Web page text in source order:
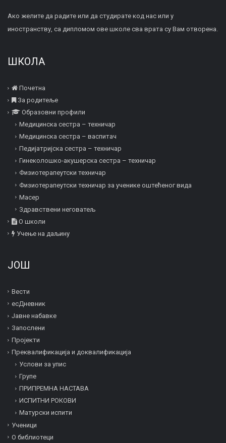
Ако желите да радите или да студирате код нас или у
иностранству, са дипломом ове школе сва врата су Вам отворена.
ШКОЛА
Почетна
За родитеље
Образовни профили
Медицинска сестра – техничар
Медицинска сестра – васпитач
Педијатријска сестра – техничар
Гинеколошко-акушерска сестра – техничар
Физиотерапеутски техничар
Физиотерапеутски техничар за ученике оштећеног вида
Mасер
Здравствени неговатељ
О школи
Учење на даљину
ЈОШ
Вести
есДневник
Јавне набавке
Запослени
Пројекти
Преквалификација и дoквалификација
Услови за упис
Групе
ПРИПРЕМНА НАСТАВА
ИСПИТНИ РОКОВИ
Матурски испити
Ученици
О библиотеци